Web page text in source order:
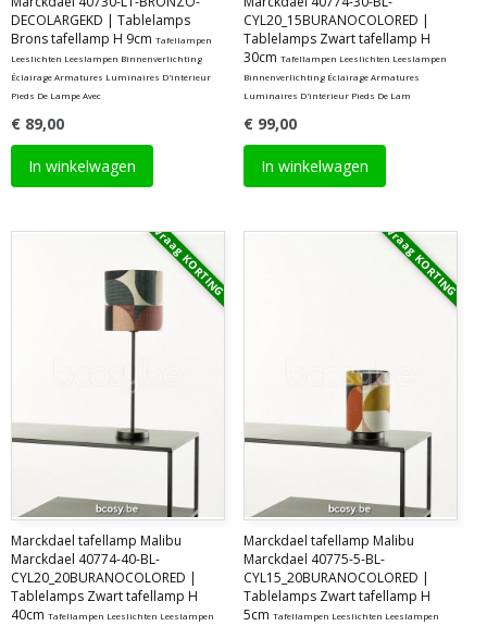
DECOLARGEKD | Tablelamps
Brons tafellamp H 9cm Tafellampen
Leeslichten Leeslampen Binnenverlichting
Éclairage Armatures Luminaires D'intérieur
Pieds De Lampe Avec
€ 89,00
In winkelwagen
CYL20_15BURANOCOLORED |
Tablelamps Zwart tafellamp H
30cm Tafellampen Leeslichten Leeslampen
Binnenverlichting Éclairage Armatures
Luminaires D'intérieur Pieds De Lam
€ 99,00
In winkelwagen
Vraag KORTING
Marckdael tafellamp Malibu
Marckdael 40774-40-BL-
CYL20_20BURANOCOLORED |
Tablelamps Zwart tafellamp H
40cm Tafellampen Leeslichten Leeslampen
Vraag KORTING
Marckdael tafellamp Malibu
Marckdael 40775-5-BL-
CYL15_20BURANOCOLORED |
Tablelamps Zwart tafellamp H
5cm Tafellampen Leeslichten Leeslampen